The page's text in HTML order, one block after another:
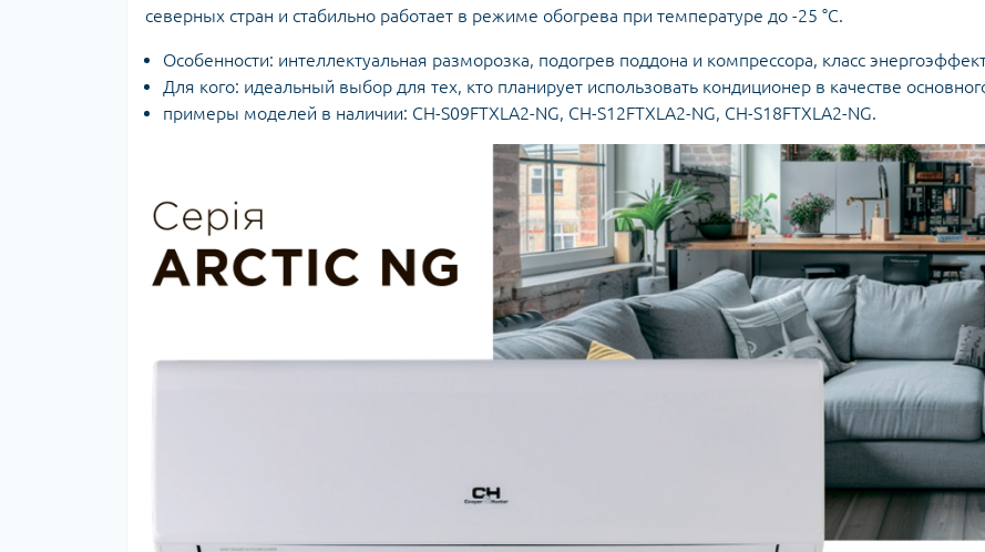
северных стран и стабильно работает в режиме обогрева при температуре до -25 °C.
Особенности: интеллектуальная разморозка, подогрев поддона и компрессора, класс
Для кого: идеальный выбор для тех, кто планирует использовать кондиционер в качестве
примеры моделей в наличии: CH-S09FTXLA2-NG, CH-S12FTXLA2-NG, CH-S18FTXLA2-NG.